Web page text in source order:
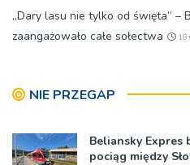
„Dary lasu nie tylko od święta” –
zaangażowało całe sołectwa
NIE PRZEGAP
Beliansky Expres
pociąg między